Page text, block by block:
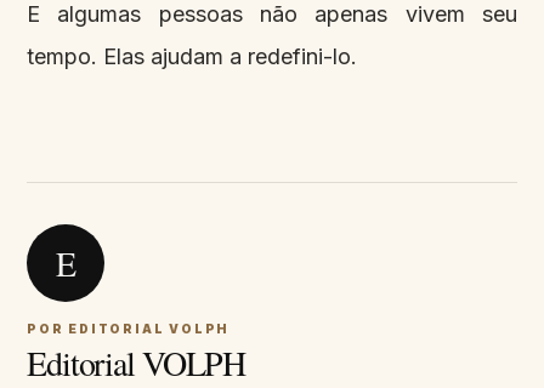
E algumas pessoas não apenas vivem seu
tempo. Elas ajudam a redefini-lo.
E
POR EDITORIAL VOLPH
Editorial VOLPH